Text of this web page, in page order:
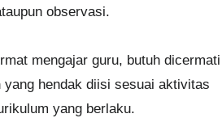
observasi.
mengajar guru, butuh dicermati
yang hendak diisi sesuai aktivitas
yang berlaku.